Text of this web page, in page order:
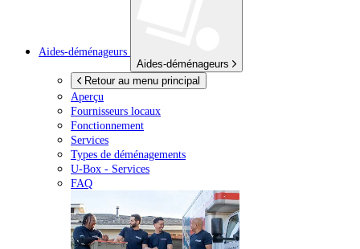
Aides-déménageurs
Aides-déménageurs
Retour au menu principal
Aperçu
Fournisseurs locaux
Fonctionnement
Services
Types de déménagements
U-Box - Services
FAQ